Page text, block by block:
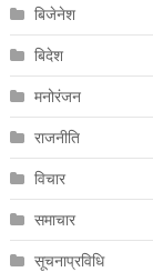
बिजेनेश
बिदेश
मनोरंजन
राजनीति
विचार
समाचार
सूचनाप्रविधि